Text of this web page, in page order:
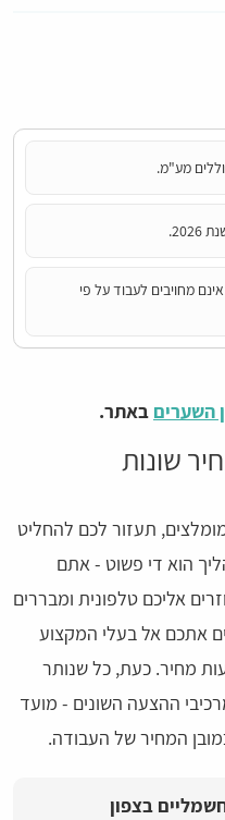
מע"מ.
מחויבים לעבוד על פי
השערים באתר.
שונות
תעזור לכם להחליט
הוא די פשוט - אתם
אליכם טלפונית ומבררים
אתכם אל בעלי המקצוע
מחיר. כעת, כל שנותר
ההצעה השונים - מועד
המחיר של העבודה.
בצפון